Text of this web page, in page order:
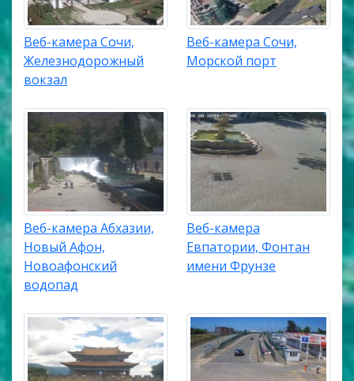
Веб-камера Сочи,
Железнодорожный
вокзал
Веб-камера Сочи,
Морской порт
Веб-камера Абхазии,
Новый Афон,
Новоафонский
водопад
Веб-камера
Евпатории, Фонтан
имени Фрунзе